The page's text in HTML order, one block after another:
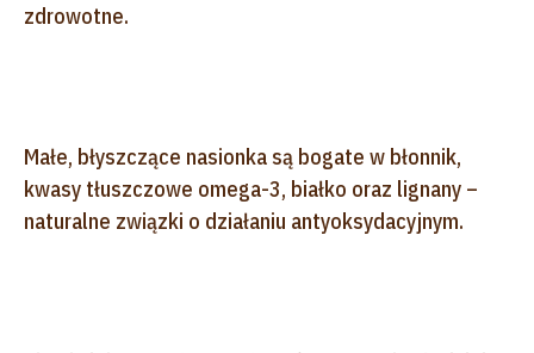
zdrowotne.
Małe, błyszczące nasionka są bogate w błonnik,
kwasy tłuszczowe omega-3, białko oraz lignany –
naturalne związki o działaniu antyoksydacyjnym.